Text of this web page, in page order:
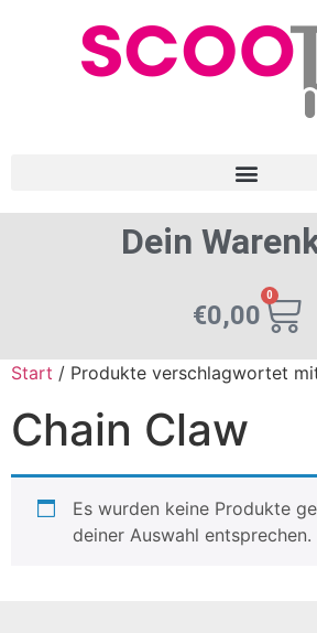
Dein
€0,00
0
Start / Produkte verschlagwortet
Chain Claw
Es wurden keine Produkte
deiner Auswahl entsprechen.